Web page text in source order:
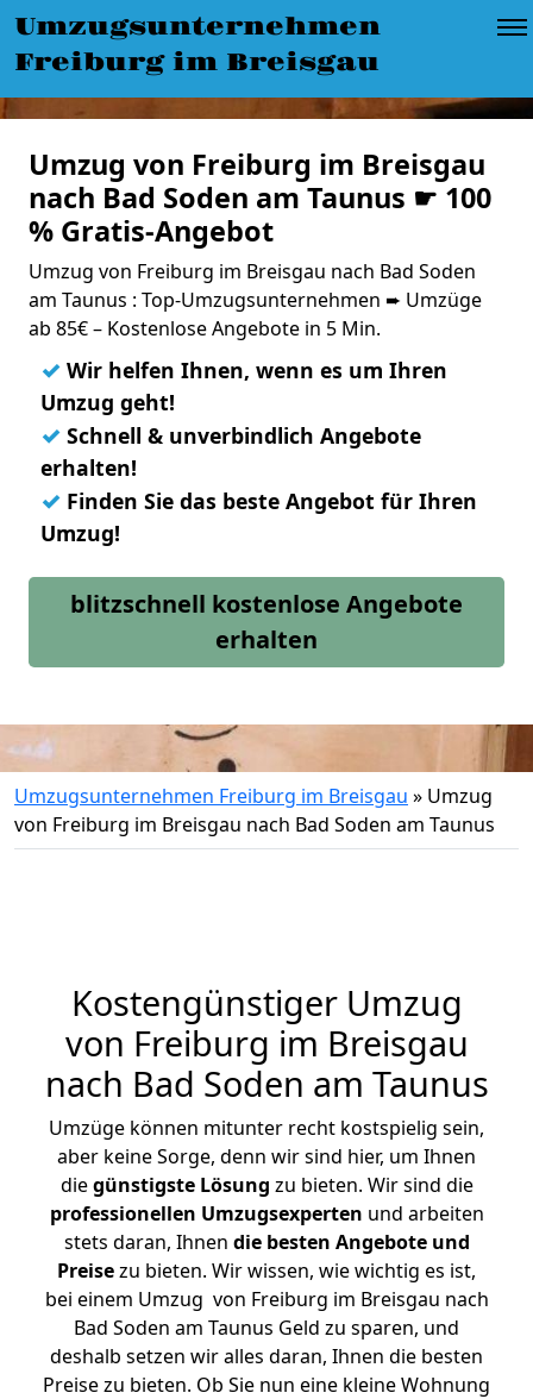
Umzugsunternehmen
Freiburg im Breisgau
Umzug von Freiburg im Breisgau
nach Bad Soden am Taunus ☛ 100
% Gratis-Angebot
Umzug von Freiburg im Breisgau nach Bad Soden
am Taunus : Top-Umzugsunternehmen ➨ Umzüge
ab 85€ – Kostenlose Angebote in 5 Min.
✓ Wir helfen Ihnen, wenn es um Ihren
Umzug geht!
✓ Schnell & unverbindlich Angebote
erhalten!
✓ Finden Sie das beste Angebot für Ihren
Umzug!
blitzschnell kostenlose Angebote
erhalten
Umzugsunternehmen Freiburg im Breisgau » Umzug
von Freiburg im Breisgau nach Bad Soden am Taunus
Kostengünstiger Umzug
von Freiburg im Breisgau
nach Bad Soden am Taunus
Umzüge können mitunter recht kostspielig sein,
aber keine Sorge, denn wir sind hier, um Ihnen
diegünstigste Lösung zu bieten. Wir sind die
professionellen Umzugsexperten und arbeiten
stets daran, Ihnen die besten Angebote und
Preisezu bieten. Wir wissen, wie wichtig es ist,
bei einem Umzug von Freiburg im Breisgau nach
Bad Soden am Taunus Geld zu sparen, und
deshalb setzen wir alles daran, Ihnen die besten
Preise zu bieten. Ob Sie nun eine kleine Wohnung